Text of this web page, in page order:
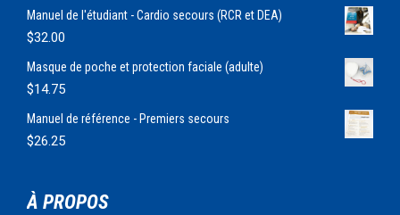
Manuel de l'étudiant - Cardio secours (RCR et DEA)
$32.00
Masque de poche et protection faciale (adulte)
$14.75
Manuel de référence - Premiers secours
$26.25
À PROPOS